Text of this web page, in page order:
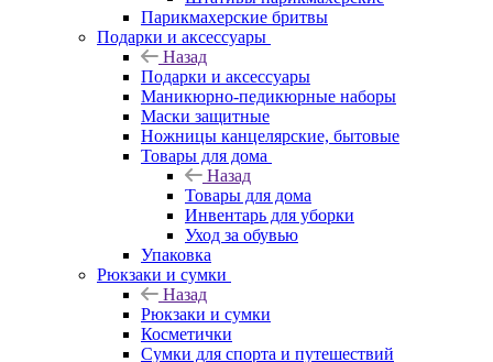
Парикмахерские бритвы
Подарки и аксессуары
Назад
Подарки и аксессуары
Маникюрно-педикюрные наборы
Маски защитные
Ножницы канцелярские, бытовые
Товары для дома
Назад
Товары для дома
Инвентарь для уборки
Уход за обувью
Упаковка
Рюкзаки и сумки
Назад
Рюкзаки и сумки
Косметички
Сумки для спорта и путешествий